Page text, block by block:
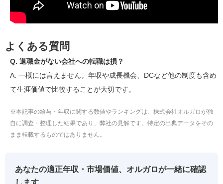
よくある質問
Q. 退職金がない会社への転職は損？
A. 一概には言えません。年収や成長機会、DCなど他の制度も含め
て生涯価値で比較することが大切です。
※本記事の給与・年収に関する数値やランキングは、株式会社オルガロが独
自に調査・整理した結果であり、弊社の見解です。特定の出典データをその
まま転載するものではありません。
あなたの適正年収・市場価値、オルガロが一緒に確認
します